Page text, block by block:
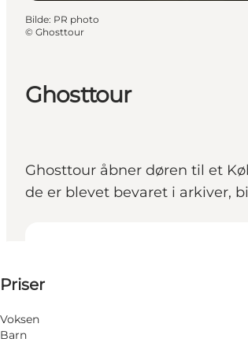
Ghosttour
Ghosttour åbner døren til et
de er blevet bevaret i arkiver,
Priser
Voksen
Barn
Bilde: PR photo
© Ghosttour